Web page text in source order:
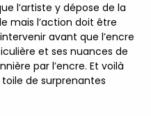
l’artiste y dépose de la
mais l’action doit être
avant que l’encre
et ses nuances de
par l’encre. Et voilà
de surprenantes